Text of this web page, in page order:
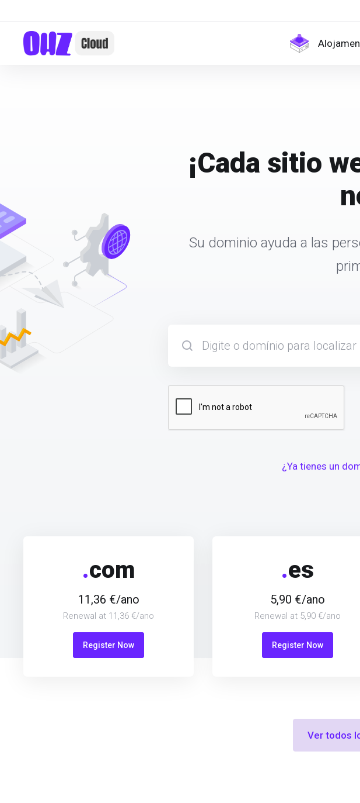
¡Cada sitio
Su dominio ayuda a las
¿Ya tienes un
.com
11,36 €/ano
Renewal at 11,36 €/ano
Register Now
.es
5,90 €/ano
Renewal at 5,90 €/ano
Register Now
Ver todos